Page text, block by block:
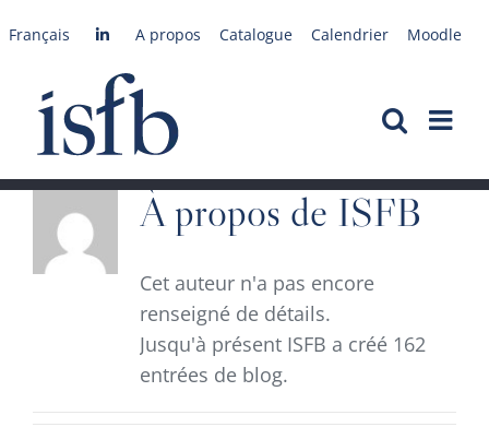
auFrançais A propos Catalogue Calendrier Moodle
À propos de ISFB
Cet auteur n'a pas encore
renseigné de détails.
Jusqu'à présent ISFB a créé 162
entrées de blog.